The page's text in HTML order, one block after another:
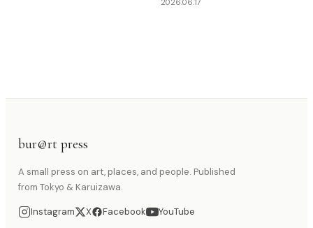
2026.06.17
bur@rt press
A small press on art, places, and people. Published
from Tokyo & Karuizawa.
Instagram X Facebook YouTube